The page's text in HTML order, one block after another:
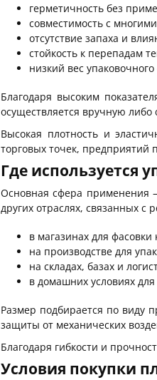
герметичность без
совместимость с
отсутствие запаха и
стойкость к перепадам
низкий вес упаковочного
Благодаря высоким
осуществляется вручную
Высокая плотность и
торговых точек, предприятий
Где используется
Основная сфера применения
других отраслях, связанных с
в магазинах для фасовки
на производстве для
на складах, базах и
в домашних условиях
Размер подбирается по виду
защиты от механических
Благодаря гибкости и
Условия покупки